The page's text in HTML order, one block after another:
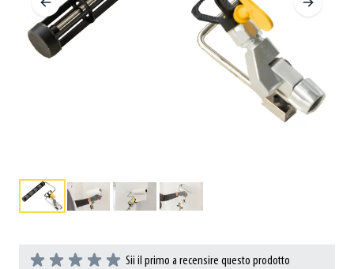
Sii il primo a recensire questo prodotto